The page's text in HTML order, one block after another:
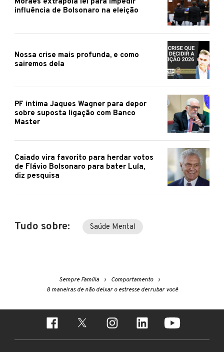
influência de Bolsonaro na eleição
Nossa crise mais profunda, e como
sairemos dela
PF intima Jaques Wagner para depor
sobre suposta ligação com Banco
Master
Caiado vira favorito para herdar votos
de Flávio Bolsonaro para bater Lula,
diz pesquisa
Tudo sobre: Saúde Mental
Sempre Família
Comportamento
8 maneiras de não deixar o estresse derrubar você